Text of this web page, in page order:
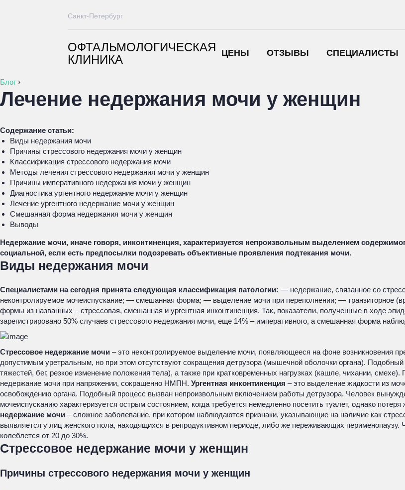
ОФТАЛЬМОЛОГИЧЕСКАЯ
КЛИНИКА
ЦЕНЫ ОТЗЫВЫ СПЕЦИАЛИСТЫ
Санкт-Петербург
Блог ›
Лечение недержания мочи у женщин
Содержание статьи:
Виды недержания мочи
Причины стрессового недержания мочи у женщин
Классификация стрессового недержания мочи
Методы лечения стрессового недержания мочи у женщин
Причины императивного недержания мочи у женщин
Диагностика ургентного недержание мочи у женщин
Лечение ургентного недержание мочи у женщин
Смешанная форма недержания мочи у женщин
Выводы
Недержание мочи, иначе говоря, инконтиненция, характеризуется непроизвольным выделением
социальной, если есть предпосылки подозревать объективные проявления подтекания мочи.
Виды недержания мочи
Специалистами на сегодня принята следующая классификация патологии: — недержание, связанное со
неконтролируемое мочеиспускание; — смешанная форма; — выделение мочи при переполнении; — транзиторное
формы из названных – стрессовая, смешанная и ургентная инконтиненция. Так, показатели, полученные в ходе
зарегистрировано 50% случаев стрессового недержания мочи, еще 14% – императивного, а смешанная форма
Стрессовое недержание мочи – это неконтролируемое выделение мочи, появляющееся на фоне возникновения
допустимым уретральным, но при этом отсутствуют сокращения детрузора (мышечной оболочки органа).
тяжестей, бег, резкое изменение положения тела), а также при кратковременных нагрузках (кашле, чихании,
недержание мочи при напряжении, сокращенно НМПН. Ургентная инконтиненция – это выделение жидкости из
освобождению органа. Подобный процесс вызван непроизвольным включением работы детрузора. Человек
мочеиспусканию характеризуется острым состоянием, когда требуется немедленно посетить туалет, однако
недержание мочи – сложное заболевание, при котором наблюдаются признаки, указывающие на наличие как
выявляется у лиц женского пола, находящихся в репродуктивном периоде, либо же переживающих перименопаузу.
колеблется от 20 до 30%.
Стрессовое недержание мочи у женщин
Причины стрессового недержания мочи у женщин